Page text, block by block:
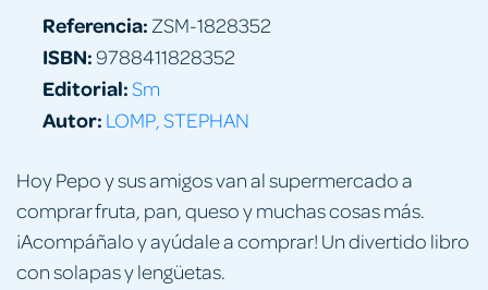
Hoy Pepo y sus amigos van al supermercado a
comprar fruta, pan, queso y muchas cosas más.
¡Acompáñalo y ayúdale a comprar! Un divertido libro
con solapas y lengüetas.
Referencia: ZSM-1828352
ISBN:9788411828352
Editorial:Sm
Autor: LOMP, STEPHAN